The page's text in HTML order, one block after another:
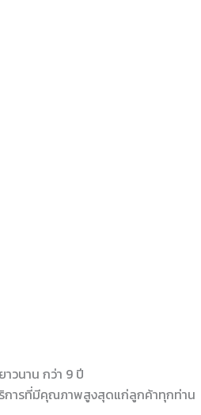
วนาน กว่า 9 ปี
ริการที่มีคุณภาพสูงสุดแก่ลูกค้าทุกท่าน